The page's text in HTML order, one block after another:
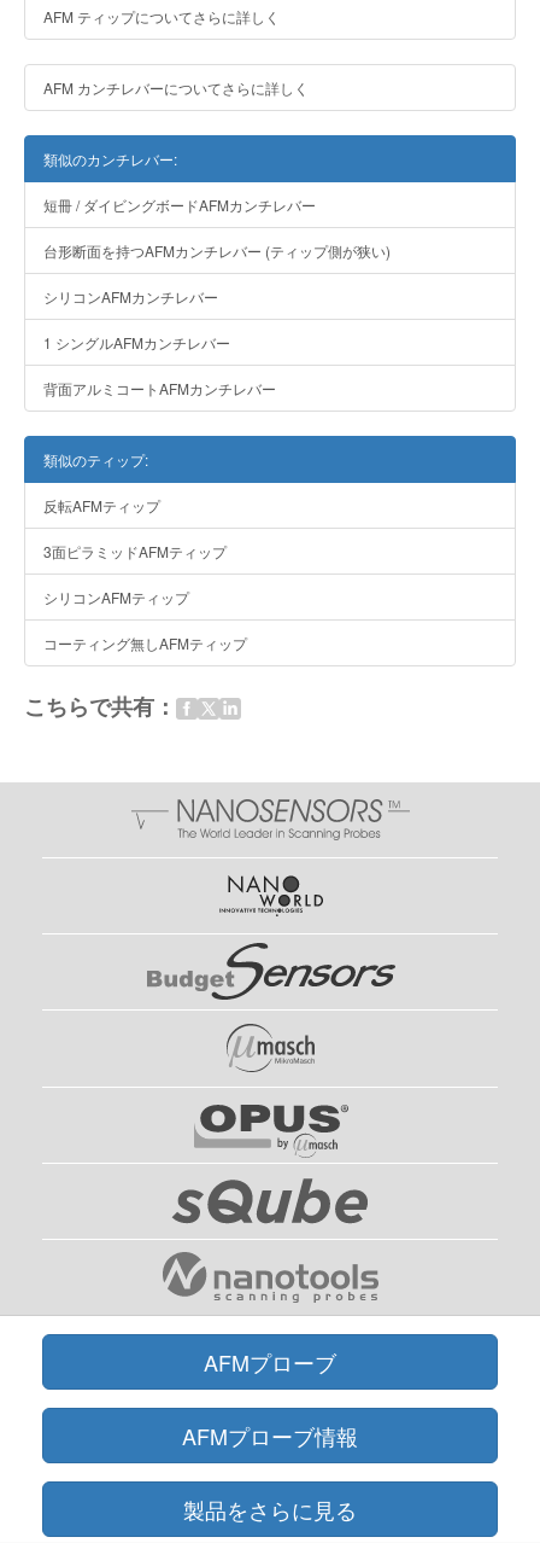
AFM ティップについてさらに詳しく
AFM カンチレバーについてさらに詳しく
類似のカンチレバー:
短冊 / ダイビングボードAFMカンチレバー
台形断面を持つAFMカンチレバー (ティップ側が狭い)
シリコンAFMカンチレバー
1 シングルAFMカンチレバー
背面アルミコートAFMカンチレバー
類似のティップ:
反転AFMティップ
3面ピラミッドAFMティップ
シリコンAFMティップ
コーティング無しAFMティップ
こちらで共有：
AFMプローブ
AFMプローブ情報
製品をさらに見る